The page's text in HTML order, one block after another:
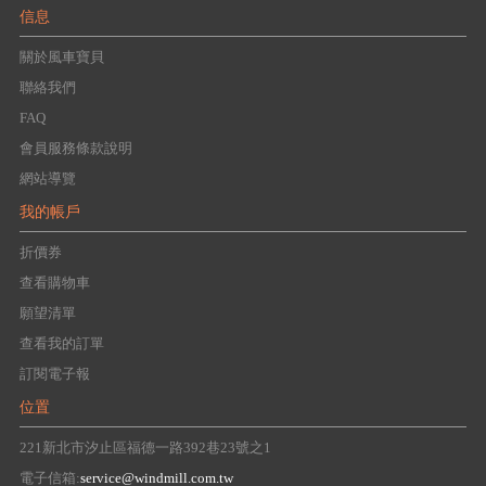
信息
關於風車寶貝
聯絡我們
FAQ
會員服務條款說明
網站導覽
我的帳戶
折價券
查看購物車
願望清單
查看我的訂單
訂閱電子報
位置
221新北市汐止區福德一路392巷23號之1
電子信箱:service@windmill.com.tw